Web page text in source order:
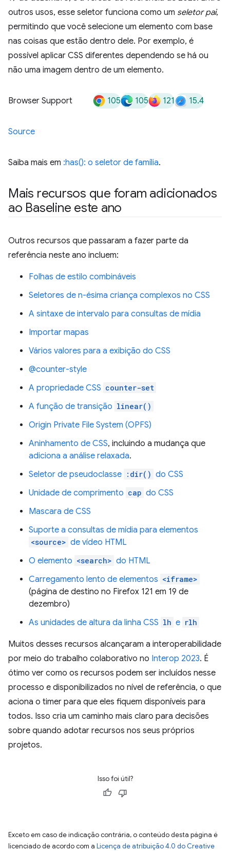
outros usos, esse seletor funciona como um seletor pai,
permitindo que você selecione um elemento com base
nas coisas que estão dentro dele. Por exemplo, é
possível aplicar CSS diferentes dependendo se há ou
não uma imagem dentro de um elemento.
Browser Support 105 105 121 15.4
Source
Saiba mais em :has(): o seletor de família.
Mais recursos que foram adicionados
ao Baseline este ano
Outros recursos que passaram a fazer parte da
referência neste ano incluem:
Folhas de estilo combináveis
Seletores de n-ésima criança complexos no CSS
A sintaxe de intervalo para consultas de mídia
Importar mapas
Vários valores para a exibição do CSS
@counter-style
A propriedade CSS counter-set
A função de transição linear()
Origin Private File System (OPFS)
Aninhamento de CSS, incluindo a mudança que
adiciona a análise relaxada.
Seletor de pseudoclasse :dir() do CSS
Unidade de comprimento cap do CSS
Mascara de CSS
Suporte a consultas de mídia para elementos
<source> de vídeo HTML
O elemento <search> do HTML
Carregamento lento de elementos <iframe>
(página de destino no Firefox 121 em 19 de
dezembro)
As unidades de altura da linha CSS lh e rlh
Muitos desses recursos alcançaram a interoperabilidade
por meio do trabalho colaborativo no Interop 2023. É
ótimo ver como os recursos podem ser incluídos nesse
processo e disponibilizados no nível de referência, o que
aciona o timer para que eles fiquem disponíveis para
todos. Isso cria um caminho mais claro para decisões
sobre quando adotar recursos nos seus próprios
projetos.
Isso foi útil?
Exceto em caso de indicação contrária, o conteúdo desta página é
licenciado de acordo com a Licença de atribuição 4.0 do Creative